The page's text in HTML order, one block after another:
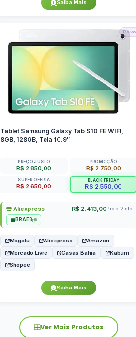
Saiba Mais
Roxo
Tablet Samsung Galaxy Tab S10 FE WIFI,
8GB, 128GB, Tela 10.9″
PREÇO JUSTO
R$ 2.850,00
PROMOÇÃO
R$ 2.750,00
SUPER OFERTA
R$ 2.650,00
BLACK FRIDAY
R$ 2.550,00
Aliexpress R$ 2.413,00Pix a Vista
BRAE8
Magalu Aliexpress
Amazon
Mercado Livre
Casas Bahia
Kabum
Shopee
Saiba Mais
Ver Mais Produtos